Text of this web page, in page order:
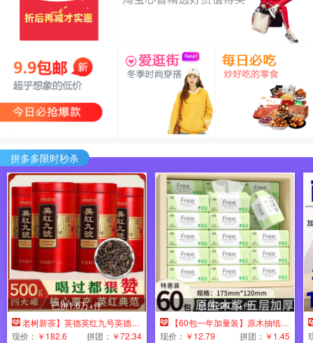
拼多多限时秒杀
已拼1.6万+件
老树新茶】英德英红九号英德红茶1959浓香正宗奶茶店礼盒送礼高山
现价： ￥182.6 拼团： ￥72.34
已拼200万+件
【60包一年加量装】原木抽纸整箱批发家用1包可湿水卫生纸巾实惠
现价： ￥12.79 拼团： ￥1.45